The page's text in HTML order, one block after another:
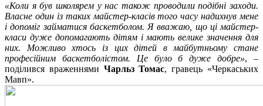
«Коли я був школярем у нас також проводили подібні заходи.
Власне один із таких майстер-класів того часу надихнув мене
і допоміг займатися баскетболом. Я вважаю, що ці майстер-
класи дуже допомагають дітям і мають велике значення для
них. Можливо хтось із цих дітей в майбутньому стане
професійним баскетболістом. Це було б дуже добре», –
поділився враженнями Чарльз Томас, гравець «Черкаських
Мавп».